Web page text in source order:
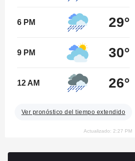
6 PM 29°
9 PM 30°
12 AM 26°
Ver pronóstico del tiempo extendido
Actualizado: 2:27 PM